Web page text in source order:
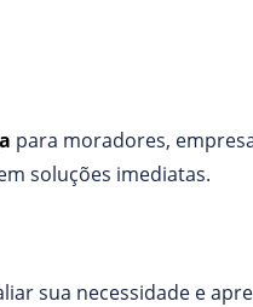
para moradores,
soluções imediatas.
sua necessidade e